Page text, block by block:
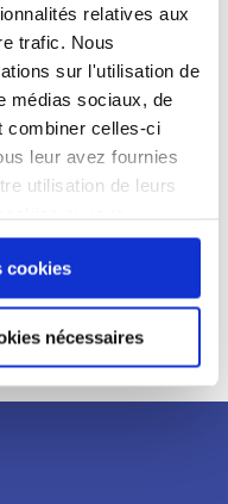
relatives aux
trafic. Nous
sur l'utilisation de
médias sociaux, de
combiner celles-ci
leur avez fournies
utilisation de leurs
cookies
nécessaires